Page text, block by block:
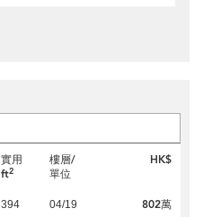
實用
ft2
樓層/
單位
HK$
394 04/19 802萬